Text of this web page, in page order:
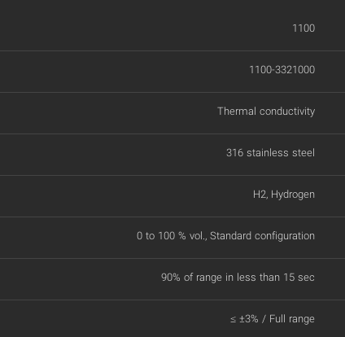
1100
1100-3321000
Thermal conductivity
316 stainless steel
H2, Hydrogen
0 to 100 % vol., Standard configuration
90% of range in less than 15 sec
≤ ±3% / Full range